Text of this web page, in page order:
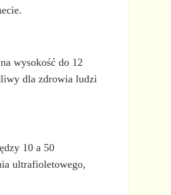
wysokość do 12
dla zdrowia ludzi
10 a 50
ultrafioletowego,